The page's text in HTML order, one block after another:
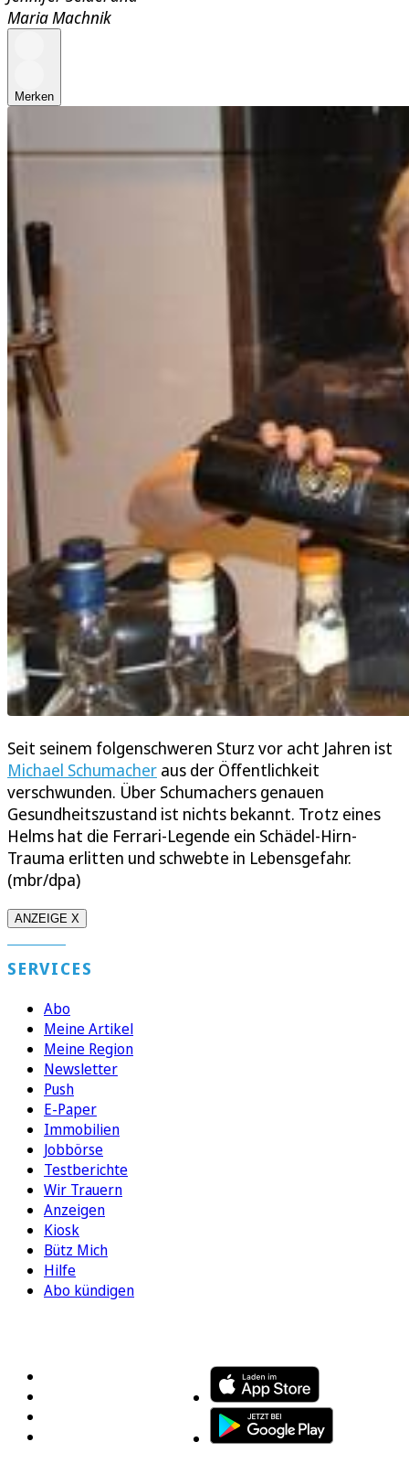
Maria Machnik
Merken
Seit seinem folgenschweren Sturz vor acht Jahren ist
Michael Schumacher aus der Öffentlichkeit
verschwunden. Über Schumachers genauen
Gesundheitszustand ist nichts bekannt. Trotz eines
Helms hat die Ferrari-Legende ein Schädel-Hirn-
Trauma erlitten und schwebte in Lebensgefahr.
(mbr/dpa)
ANZEIGE X
SERVICES
Abo
Meine Artikel
Meine Region
Newsletter
Push
E-Paper
Immobilien
Jobbörse
Testberichte
Wir Trauern
Anzeigen
Kiosk
Bütz Mich
Hilfe
Abo kündigen